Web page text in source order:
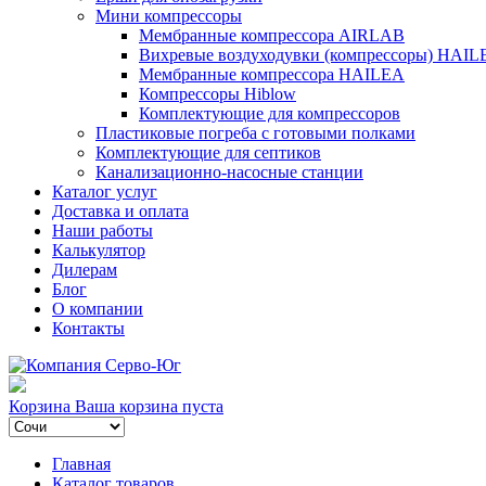
Мини компрессоры
Мембранные компрессора AIRLAB
Вихревые воздуходувки (компрессоры)
Мембранные компрессора HAILEA
Компрессоры Hiblow
Комплектующие для компрессоров
Пластиковые погреба с готовыми полками
Комплектующие для септиков
Канализационно-насосные станции
Каталог услуг
Доставка и оплата
Наши работы
Калькулятор
Дилерам
Блог
О компании
Контакты
Корзина Ваша корзина пуста
Главная